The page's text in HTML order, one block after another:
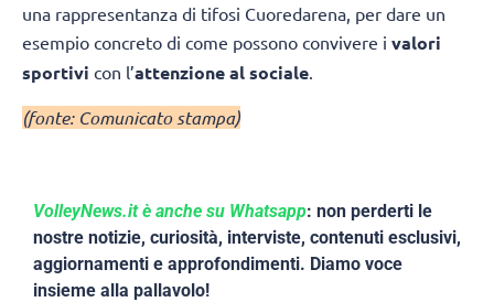
una rappresentanza di tifosi Cuoredarena, per dare un
esempio concreto di come possono convivere i valori
sportivi con l’attenzione al sociale
(fonte: Comunicato stampa)
VolleyNews.it è anche su Whatsapp: non perderti le
nostre notizie, curiosità, interviste, contenuti esclusivi,
aggiornamenti e approfondimenti. Diamo voce
insieme alla pallavolo!